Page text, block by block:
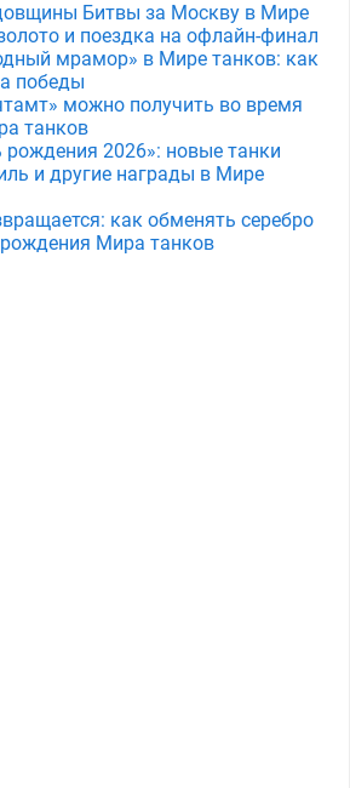
Битвы за Москву в Мире
и поездка на офлайн-финал
мрамор» в Мире танков: как
победы
можно получить во время
танков
рождения 2026»: новые танки
и другие награды в Мире
как обменять серебро
Мира танков